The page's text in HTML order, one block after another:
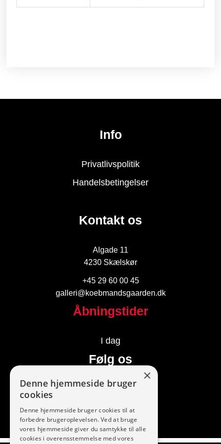
Info
Privatlivspolitik
Handelsbetingelser
Kontakt os
Algade 11
4230 Skælskør
+45 29 60 00 45
galleri@koebmandsgaarden.dk
Åbningstider
I dag
Følg os
×
Denne hjemmeside bruger
cookies
Denne hjemmeside bruger cookies til at
forbedre brugeroplevelsen. Ved at bruge
vores hjemmeside giver du samtykke til alle
cookies i overensstemmelse med vores